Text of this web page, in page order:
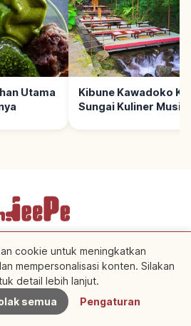
Utama
Kibune Kawadoko
Sungai Kuliner
Terdekat
Inc. All rights reserved.
cookie untuk meningkatkan
mempersonalisasi konten. Silakan
detail lebih lanjut.
semua Pengaturan